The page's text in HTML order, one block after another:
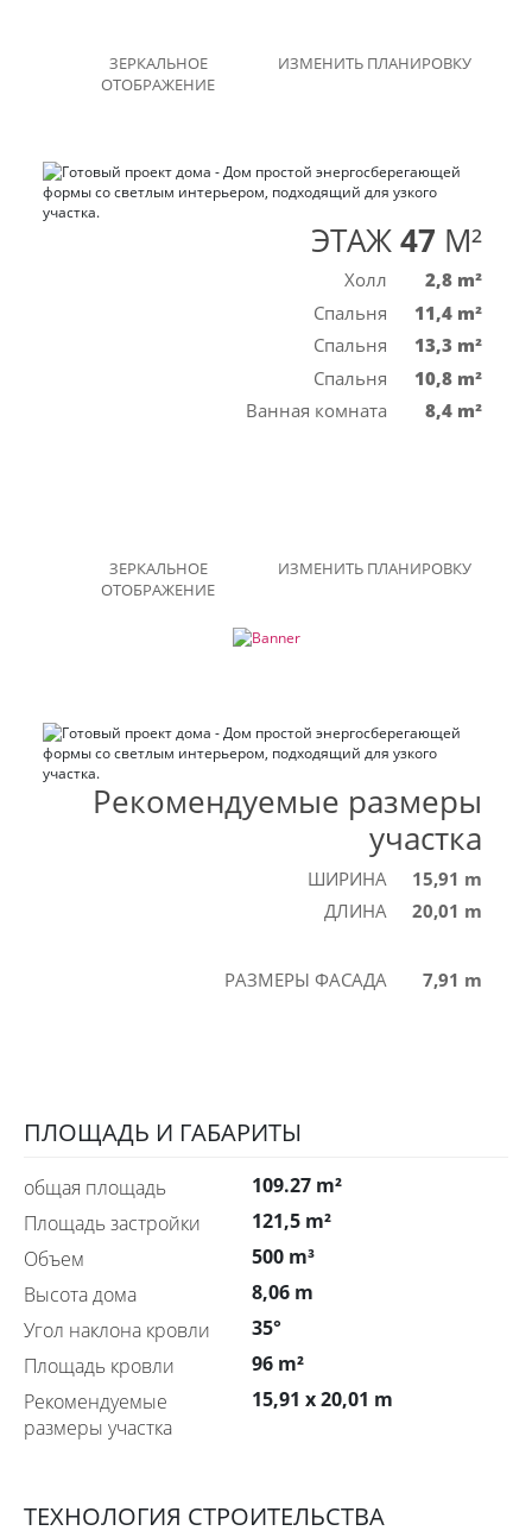
ЗЕРКАЛЬНОЕ
ОТОБРАЖЕНИЕ
ИЗМЕНИТЬ ПЛАНИРОВКУ
ЭТАЖ47 M²
Холл
2,8 m²
Спальня
11,4 m²
Спальня
13,3 m²
Спальня
10,8 m²
Ванная комната
8,4 m²
ЗЕРКАЛЬНОЕ
ОТОБРАЖЕНИЕ
ИЗМЕНИТЬ ПЛАНИРОВКУ
Рекомендуемые размеры
участка
ШИРИНА
15,91 m
ДЛИНА
20,01 m
РАЗМЕРЫ ФАСАДА 7,91 m
ПЛОЩАДЬ И ГАБАРИТЫ
общая площадь
109.27 m²
Площадь застройки
121,5 m²
Объем
500 m³
Высота дома
8,06 m
Угол наклона кровли
35°
Площадь кровли
96 m²
Рекомендуемые
размеры участка
15,91 x 20,01 m
ТЕХНОЛОГИЯ СТРОИТЕЛЬСТВА